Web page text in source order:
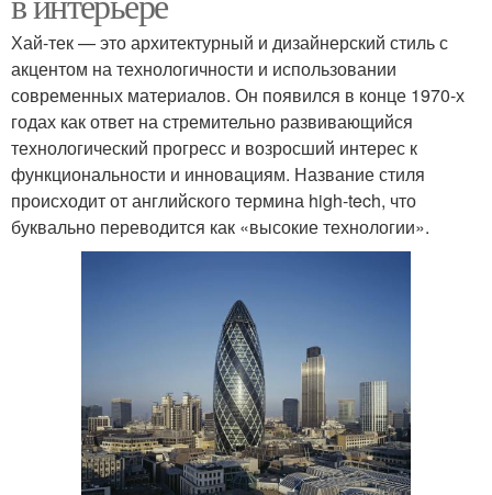
Хай-тек — это архитектурный и дизайнерский стиль с
акцентом на технологичности и использовании
современных материалов. Он появился в конце 1970-х
годах как ответ на стремительно развивающийся
технологический прогресс и возросший интерес к
функциональности и инновациям. Название стиля
происходит от английского термина high-tech, что
буквально переводится как «высокие технологии».